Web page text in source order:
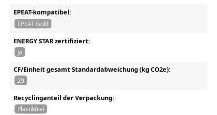
EPEAT-kompatibel:
EPEAT Gold
ENERGY STAR zertifiziert:
Ja
CF/Einheit gesamt Standardabweichung (kg CO2e):
29
Recyclinganteil der Verpackung:
Plastikfrei